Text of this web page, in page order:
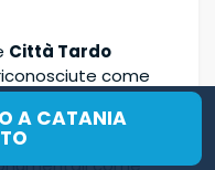
A CATANIA
Città Tardo
come